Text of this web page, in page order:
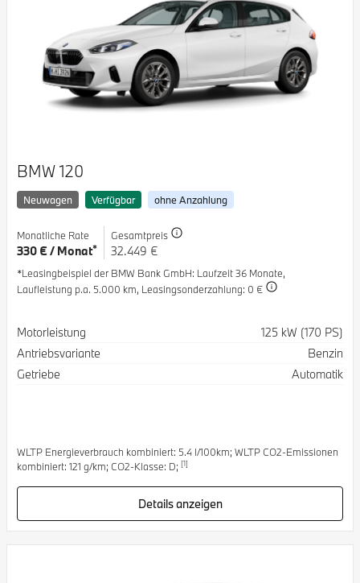
BMW 120
Neuwagen Verfügbar ohne Anzahlung
Monatliche Rate
330 € / Monat*
Gesamtpreis
32.449 €
*Leasingbeispiel der BMW Bank GmbH: Laufzeit 36 Monate,
Laufleistung p.a. 5.000 km, Leasingsonderzahlung: 0 €
Spezifikation
Motorleistung
125 kW (170 PS)
Antriebsvariante
Benzin
Getriebe
Automatik
WLTP Energieverbrauch kombiniert: 5.4 l/100km; WLTP CO2-Emissionen
kombiniert: 121 g/km; CO2-Klasse: D; [1]
Details anzeigen